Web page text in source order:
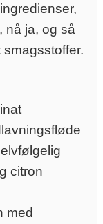
nå ja, og så
citron
med